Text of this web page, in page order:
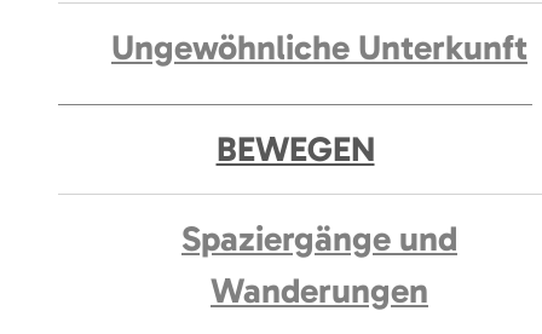
Ungewöhnliche Unterkunft
BEWEGEN
Spaziergänge und
Wanderungen